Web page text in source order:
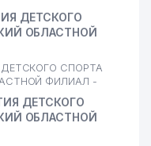
ДЕТСКОГО
ОБЛАСТНОЙ
ДЕТСКОГО СПОРТА
ФИЛИАЛ -
ДЕТСКОГО
ОБЛАСТНОЙ